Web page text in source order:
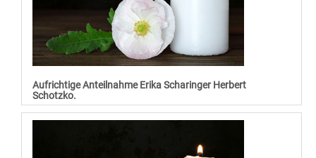
Aufrichtige Anteilnahme Erika Scharinger Herbert
Schotzko.